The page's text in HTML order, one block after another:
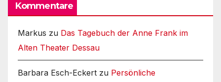
Kommentare
Markus zu Das Tagebuch der Anne Frank im
Alten Theater Dessau
Barbara Esch-Eckert zu Persönliche